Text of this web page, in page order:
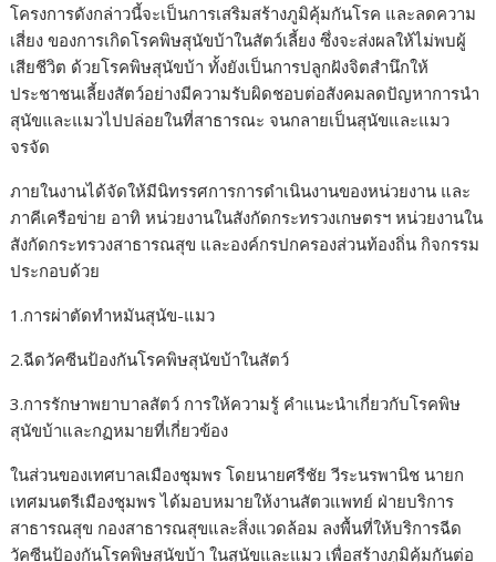
โครงการดังกล่าวนี้จะเป็นการเสริมสร้างภูมิคุ้มกันโรค และลดความ
เสี่ยง ของการเกิดโรคพิษสุนัขบ้าในสัตว์เลี้ยง ซึ่งจะส่งผลให้ไม่พบผู้
เสียชีวิต ด้วยโรคพิษสุนัขบ้า ทั้งยังเป็นการปลูกฝังจิตสำนึกให้
ประชาชนเลี้ยงสัตว์อย่างมีความรับผิดชอบต่อสังคมลดปัญหาการนำ
สุนัขและแมวไปปล่อยในที่สาธารณะ จนกลายเป็นสุนัขและแมว
จรจัด
ภายในงานได้จัดให้มีนิทรรศการการดำเนินงานของหน่วยงาน และ
ภาคีเครือข่าย อาทิ หน่วยงานในสังกัดกระทรวงเกษตรฯ หน่วยงานใน
สังกัดกระทรวงสาธารณสุข และองค์กรปกครองส่วนท้องถิ่น กิจกรรม
ประกอบด้วย
1.การผ่าตัดทำหมันสุนัข-แมว
2.ฉีดวัคซีนป้องกันโรคพิษสุนัขบ้าในสัตว์
3.การรักษาพยาบาลสัตว์ การให้ความรู้ คำแนะนำเกี่ยวกับโรคพิษ
สุนัขบ้าและกฏหมายที่เกี่ยวข้อง
ในส่วนของเทศบาลเมืองชุมพร โดยนายศรีชัย วีระนรพานิช นายก
เทศมนตรีเมืองชุมพร ได้มอบหมายให้งานสัตวแพทย์ ฝ่ายบริการ
สาธารณสุข กองสาธารณสุขและสิ่งแวดล้อม ลงพื้นที่ให้บริการฉีด
วัคซีนป้องกันโรคพิษสุนัขบ้า ในสุนัขและแมว เพื่อสร้างภูมิคุ้มกันต่อ